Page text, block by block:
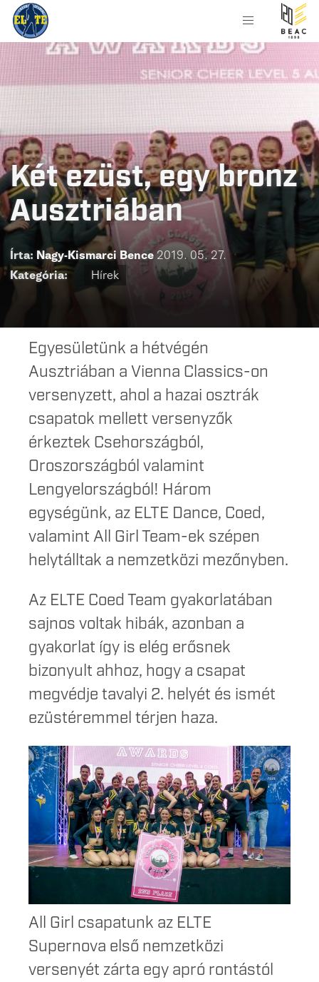
Két ezüst, egy bronz
Ausztriában
Írta: Nagy-Kismarci Bence 2019. 05. 27.
Kategória:
Hírek
Egyesületünk a hétvégén
Ausztriában a Vienna Classics-on
versenyzett, ahol a hazai osztrák
csapatok mellett versenyzők
érkeztek Csehországból,
Oroszországból valamint
Lengyelországból! Három
egységünk, az ELTE Dance, Coed,
valamint All Girl Team-ek szépen
helytálltak a nemzetközi mezőnyben.
Az ELTE Coed Team gyakorlatában
sajnos voltak hibák, azonban a
gyakorlat így is elég erősnek
bizonyult ahhoz, hogy a csapat
megvédje tavalyi 2. helyét és ismét
ezüstéremmel térjen haza.
All Girl csapatunk az ELTE
Supernova első nemzetközi
versenyét zárta egy apró rontástól